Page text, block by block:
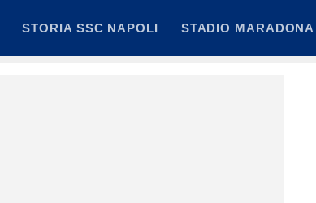
STORIA SSC NAPOLI STADIO MARADONA